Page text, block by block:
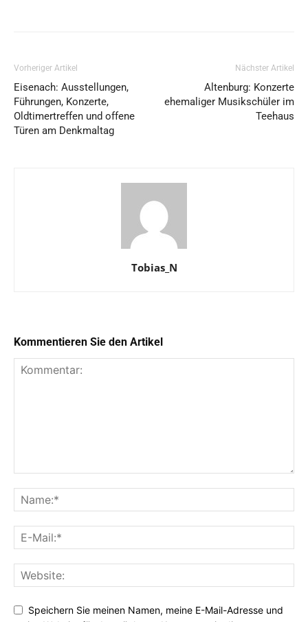
Vorheriger Artikel
Eisenach: Ausstellungen,
Führungen, Konzerte,
Oldtimertreffen und offene
Türen am Denkmaltag
Nächster Artikel
Altenburg: Konzerte
ehemaliger Musikschüler im
Teehaus
Tobias_N
Kommentieren Sie den Artikel
Speichern Sie meinen Namen, meine E-Mail-Adresse und